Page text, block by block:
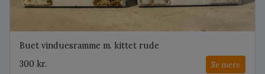
Buet vinduesramme m. kittet rude
300 kr.
Se mere